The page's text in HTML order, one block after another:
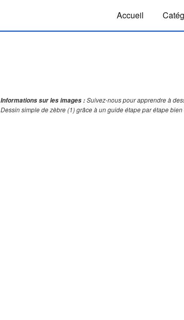
Accueil
Informations sur les images :Suivez-nous pour apprendre à
Dessin simple de zèbre (1) grâce à un guide étape par étape bien